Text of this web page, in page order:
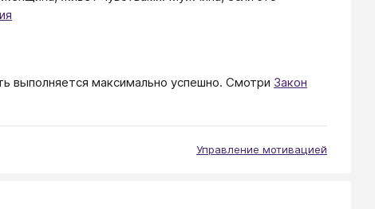
выполняется максимально успешно. Смотри Закон
Управление мотивацией